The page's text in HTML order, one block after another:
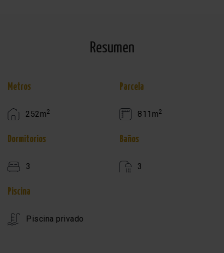
Resumen
Metros
252m2
Parcela
811m2
Dormitorios
3
Baños
3
Piscina
Piscina privado